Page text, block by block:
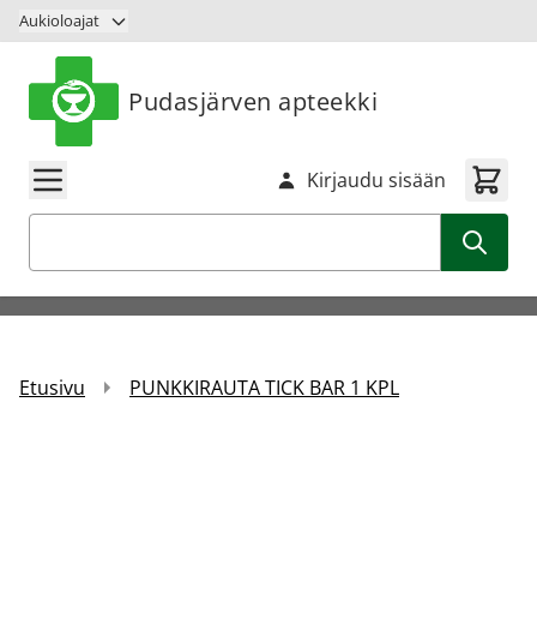
Siirry sisältöön
Aukioloajat
Pudasjärven apteekki
Kirjaudu sisään
Etusivu PUNKKIRAUTA TICK BAR 1 KPL